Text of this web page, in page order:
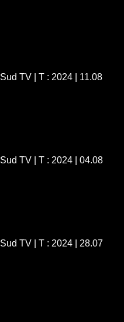
Sud TV | T : 2024 | 11.08
Sud TV | T : 2024 | 04.08
Sud TV | T : 2024 | 28.07